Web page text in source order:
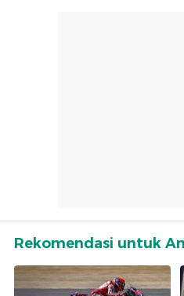
Rekomendasi untuk